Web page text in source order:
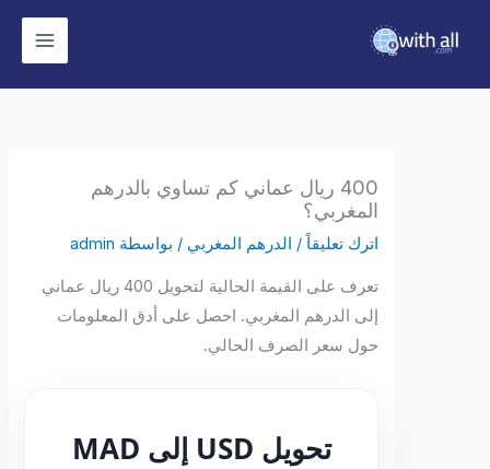
400 ريال عماني كم تساوي بالدرهم
المغربي؟
اترك تعليقاً /الدرهم المغربي/ بواسطة admin
تعرف على القيمة الحالية لتحويل 400 ريال عماني
إلى الدرهم المغربي. احصل على أدق المعلومات
حول سعر الصرف الحالي.
تحويل USD إلى MAD